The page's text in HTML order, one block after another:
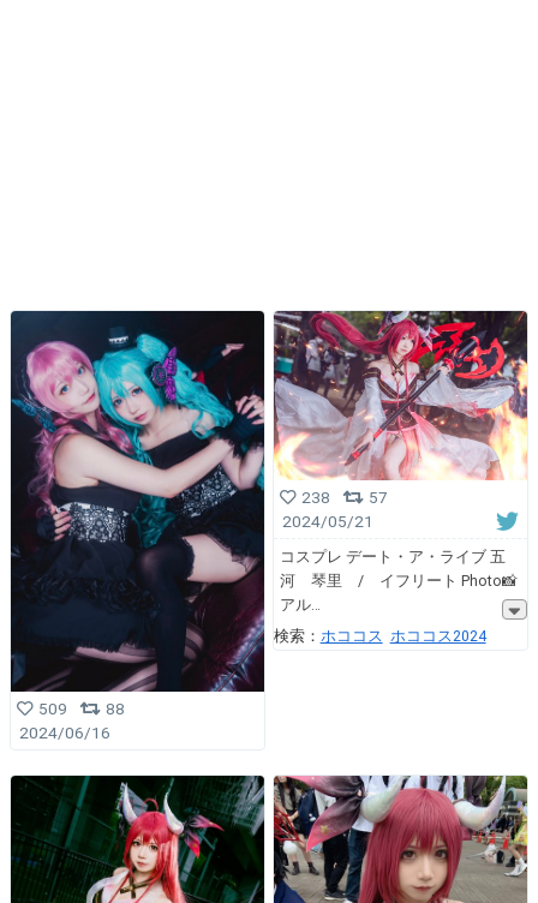
509
88
2024/06/16
238
57
2024/05/21
コスプレ デート・ア・ライブ 五
河 琴里 / イフリート Photo📸
アル
検索： ホココス ホココス2024